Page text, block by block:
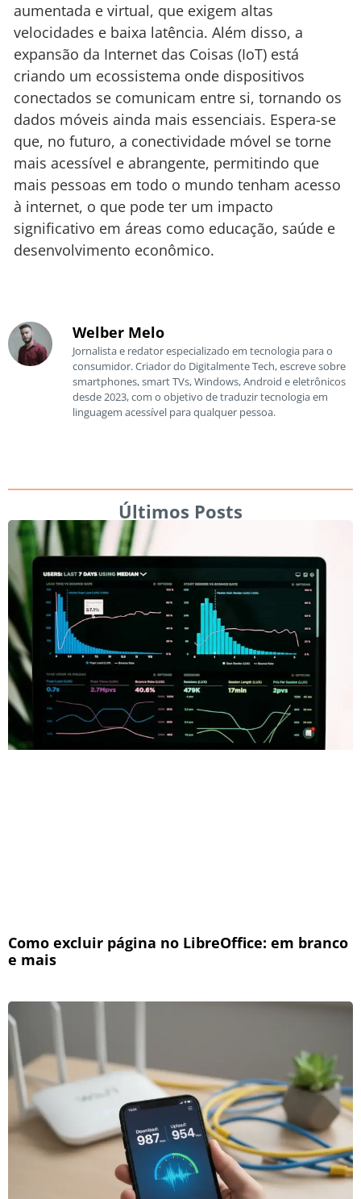
aumentada e virtual, que exigem altas
velocidades e baixa latência. Além disso, a
expansão da Internet das Coisas (IoT) está
criando um ecossistema onde dispositivos
conectados se comunicam entre si, tornando os
dados móveis ainda mais essenciais. Espera-se
que, no futuro, a conectividade móvel se torne
mais acessível e abrangente, permitindo que
mais pessoas em todo o mundo tenham acesso
à internet, o que pode ter um impacto
significativo em áreas como educação, saúde e
desenvolvimento econômico.
Welber Melo
Jornalista e redator especializado em tecnologia para o
consumidor. Criador do Digitalmente Tech, escreve sobre
smartphones, smart TVs, Windows, Android e eletrônicos
desde 2023, com o objetivo de traduzir tecnologia em
linguagem acessível para qualquer pessoa.
Últimos Posts
Como excluir página no LibreOffice: em branco
e mais